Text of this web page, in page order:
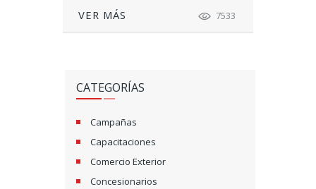
VER MÁS 7533
CATEGORÍAS
Campañas
Capacitaciones
Comercio Exterior
Concesionarios